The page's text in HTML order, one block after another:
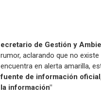
ecretario de Gestión y
rumor, aclarando que no
encuentra en alerta amarilla,
fuente de información
la información"